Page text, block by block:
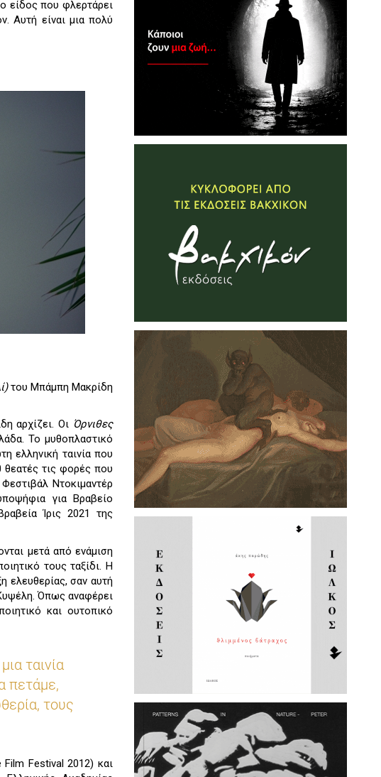
είδος που φλερτάρει
Αυτή είναι μια πολύ
του Μπάμπη Μακρίδη
αρχίζει. Οι Όρνιθες
Το μυθοπλαστικό
ελληνική ταινία που
τις φορές που
Ντοκιμαντέρ
για Βραβείο
Ίρις 2021 της
μετά από ενάμιση
τους ταξίδι. Η
ελευθερίας, σαν αυτή
Όπως αναφέρει
και ουτοπικό
ταινία
πετάμε,
τους
Festival 2012) και